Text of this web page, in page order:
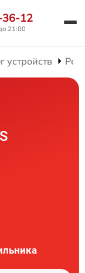
36-12
21:00
устройств